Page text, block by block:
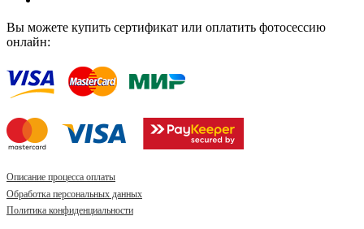
Вы можете купить сертификат или оплатить фотосессию
онлайн:
Описание процесса оплаты
Обработка персональных данных
Политика конфиденциальности